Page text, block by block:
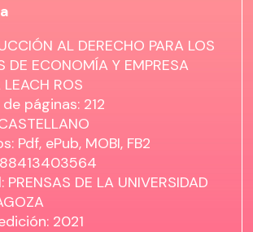
AL DERECHO PARA LOS
DE ECONOMÍA Y EMPRESA
ROS
páginas: 212
Pdf, ePub, MOBI, FB2
DE LA UNIVERSIDAD
2021